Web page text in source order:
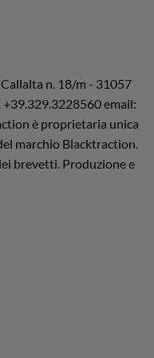
n. 18/m - 31057
+39.329.3228560 email:
è proprietaria unica
marchio Blacktraction.
brevetti. Produzione e